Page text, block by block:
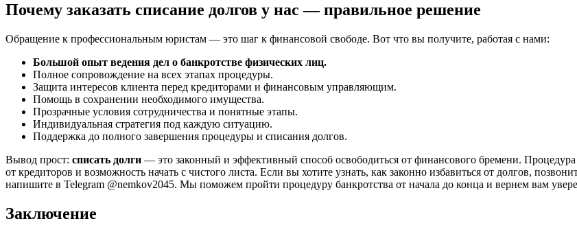
Почему заказать списание долгов у нас — правильное решение
Обращение к профессиональным юристам — это шаг к финансовой свободе. Вот что вы получите, работая с нами:
Большой опыт ведения дел о банкротстве физических лиц.
Полное сопровождение на всех этапах процедуры.
Защита интересов клиента перед кредиторами и финансовым управляющим.
Помощь в сохранении необходимого имущества.
Прозрачные условия сотрудничества и понятные этапы.
Индивидуальная стратегия под каждую ситуацию.
Поддержка до полного завершения процедуры и списания долгов.
Вывод прост: списать долги — это законный и эффективный способ освободиться от финансового бремени.
от кредиторов и возможность начать с чистого листа. Если вы хотите узнать, как законно избавиться от долгов,
напишите в Telegram @nemkov2045. Мы поможем пройти процедуру банкротства от начала до конца и вернем вам
Заключение